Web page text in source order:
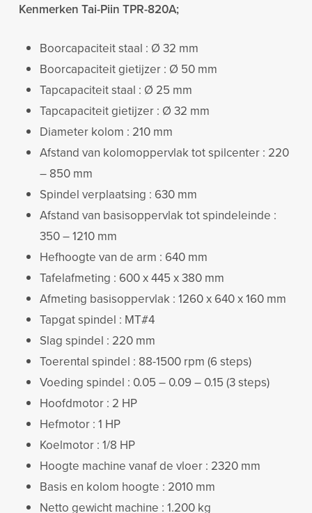
Kenmerken Tai-Piin TPR-820A;
Boorcapaciteit staal : Ø 32 mm
Boorcapaciteit gietijzer : Ø 50 mm
Tapcapaciteit staal : Ø 25 mm
Tapcapaciteit gietijzer : Ø 32 mm
Diameter kolom : 210 mm
Afstand van kolomoppervlak tot spilcenter : 220
– 850 mm
Spindel verplaatsing : 630 mm
Afstand van basisoppervlak tot spindeleinde :
350 – 1210 mm
Hefhoogte van de arm : 640 mm
Tafelafmeting : 600 x 445 x 380 mm
Afmeting basisoppervlak : 1260 x 640 x 160 mm
Tapgat spindel : MT#4
Slag spindel : 220 mm
Toerental spindel : 88-1500 rpm (6 steps)
Voeding spindel : 0.05 – 0.09 – 0.15 (3 steps)
Hoofdmotor : 2 HP
Hefmotor : 1 HP
Koelmotor : 1/8 HP
Hoogte machine vanaf de vloer : 2320 mm
Basis en kolom hoogte : 2010 mm
Netto gewicht machine : 1.200 kg